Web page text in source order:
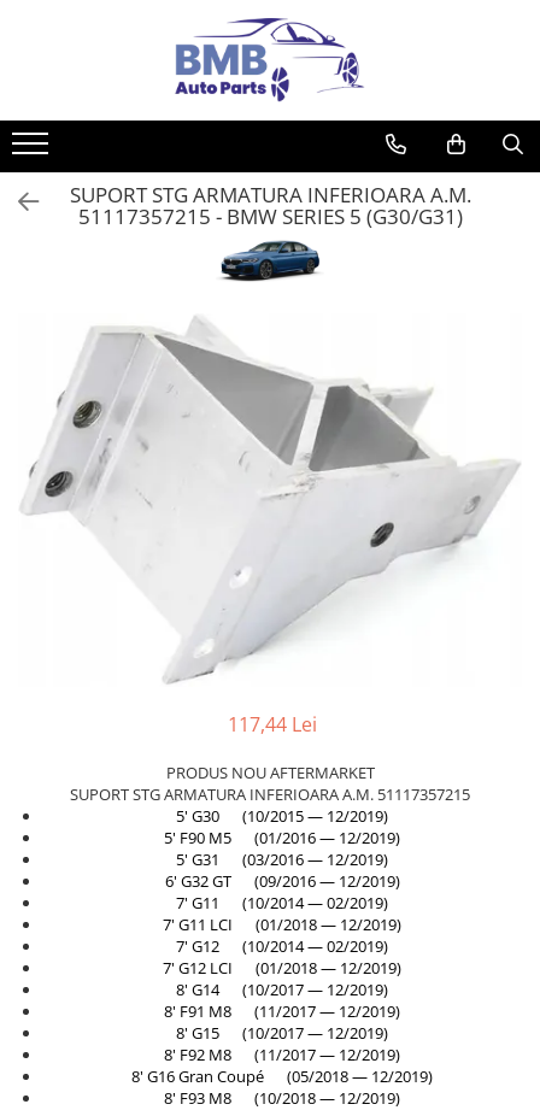
Accesorii
Covorase
ODORIZANTE
Rulment de presiune
Set ambreiaj
Volantă
Angrenare roată
Burduf planetară
Absorbant bara fata
Absorbant bara V
Actuator capsa capota
Aripă
Aripă spate
Armatura
Balama capota
Bara fata
Bara spate
SUPORT STG ARMATURA INFERIOARA A.M.
51117357215 - BMW SERIES 5 (G30/G31)
117,44 Lei
PRODUS NOU AFTERMARKET
SUPORT STG ARMATURA INFERIOARA A.M. 51117357215
5' G30 (10/2015 — 12/2019)
5' F90 M5 (01/2016 — 12/2019)
5' G31 (03/2016 — 12/2019)
6' G32 GT (09/2016 — 12/2019)
7' G11 (10/2014 — 02/2019)
7' G11 LCI (01/2018 — 12/2019)
7' G12 (10/2014 — 02/2019)
7' G12 LCI (01/2018 — 12/2019)
8' G14 (10/2017 — 12/2019)
8' F91 M8 (11/2017 — 12/2019)
8' G15 (10/2017 — 12/2019)
8' F92 M8 (11/2017 — 12/2019)
8' G16 Gran Coupé (05/2018 — 12/2019)
8' F93 M8 (10/2018 — 12/2019)